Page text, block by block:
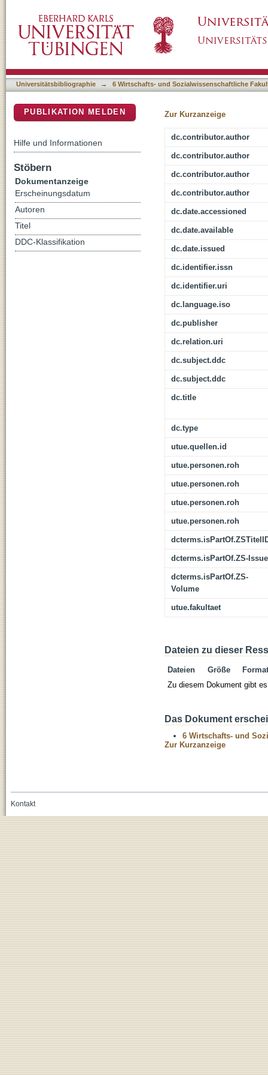
schools
Universitätsbibliographie → 6 Wirtschafts- und Sozialwissenschaftliche
Zur Kurzanzeige
dc.contributor.author
dc.contributor.author
dc.contributor.author
dc.contributor.author
dc.date.accessioned
dc.date.available
dc.date.issued
dc.identifier.issn
dc.identifier.uri
dc.language.iso
dc.publisher
dc.relation.uri
dc.subject.ddc
dc.subject.ddc
dc.title
dc.type
utue.quellen.id
utue.personen.roh
utue.personen.roh
utue.personen.roh
utue.personen.roh
dcterms.isPartOf.ZS-Issue
dcterms.isPartOf.ZS-
Volume
utue.fakultaet
Dateien zu dieser
Dateien Größe
Format
Zu diesem Dokument gibt
Das Dokument
6 Wirtschafts- und
Zur Kurzanzeige
PUBLIKATION MELDEN
Hilfe und Informationen
Stöbern
Dokumentanzeige
Erscheinungsdatum
Autoren
Titel
DDC-Klassifikation
Kontakt